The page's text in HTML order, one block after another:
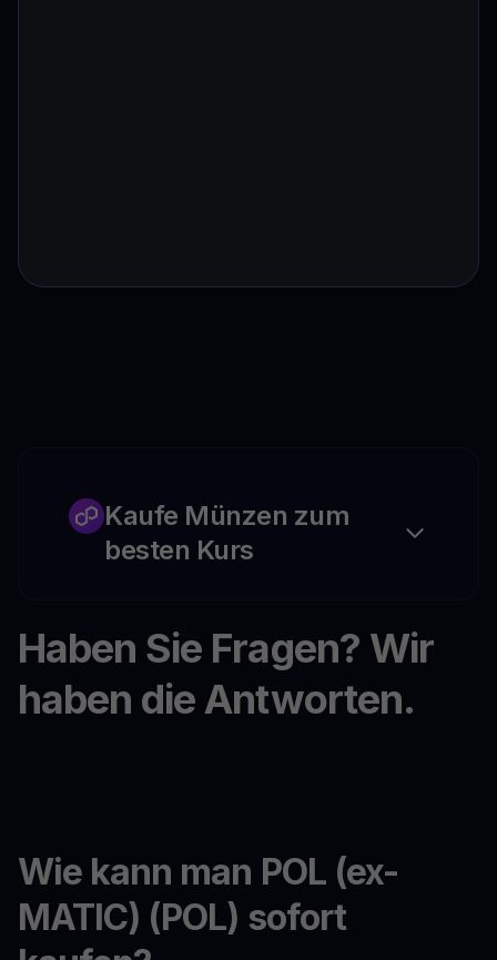
Kaufe Münzen zum
besten Kurs
Haben Sie Fragen? Wir
haben die Antworten.
Wie kann man POL (ex-
MATIC) (POL) sofort